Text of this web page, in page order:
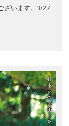
ざいます。3/27